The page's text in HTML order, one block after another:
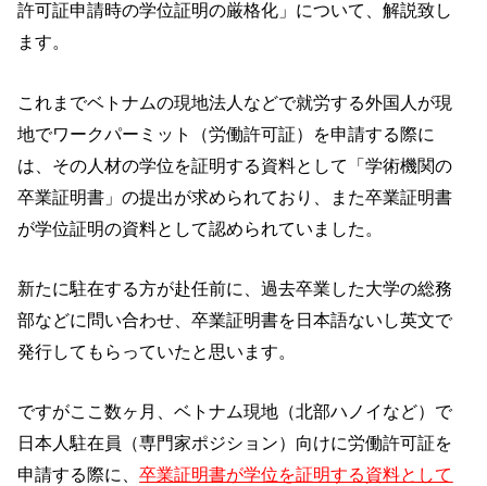
許可証申請時の学位証明の厳格化」について、解説致し
ます。
これまでベトナムの現地法人などで就労する外国人が現
地でワークパーミット（労働許可証）を申請する際に
は、その人材の学位を証明する資料として「学術機関の
卒業証明書」の提出が求められており、また卒業証明書
が学位証明の資料として認められていました。
新たに駐在する方が赴任前に、過去卒業した大学の総務
部などに問い合わせ、卒業証明書を日本語ないし英文で
発行してもらっていたと思います。
ですがここ数ヶ月、ベトナム現地（北部ハノイなど）で
日本人駐在員（専門家ポジション）向けに労働許可証を
申請する際に、卒業証明書が学位を証明する資料として